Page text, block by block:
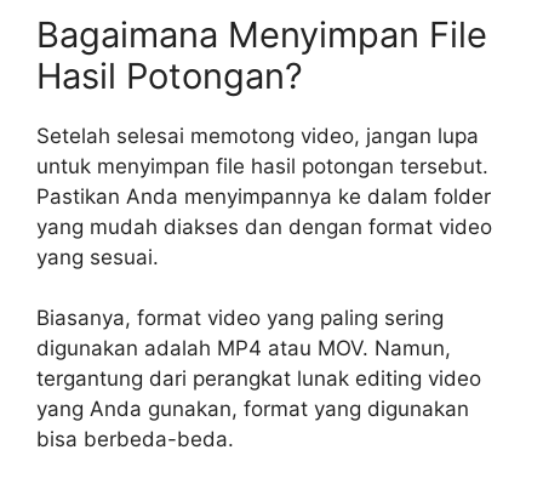
Bagaimana Menyimpan File
Hasil Potongan?
Setelah selesai memotong video, jangan lupa
untuk menyimpan file hasil potongan tersebut.
Pastikan Anda menyimpannya ke dalam folder
yang mudah diakses dan dengan format video
yang sesuai.
Biasanya, format video yang paling sering
digunakan adalah MP4 atau MOV. Namun,
tergantung dari perangkat lunak editing video
yang Anda gunakan, format yang digunakan
bisa berbeda-beda.